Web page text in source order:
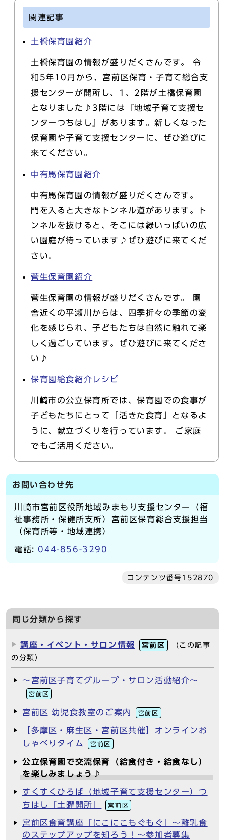
関連記事
土橋保育園紹介
土橋保育園の情報が盛りだくさんです。 令
和5年10月から、宮前区保育・子育て総合支
援センターが開所し、1、2階が土橋保育園
となりました♪3階には『地域子育て支援セ
ンターつちはし』があります。新しくなった
保育園や子育て支援センターに、ぜひ遊びに
来てください。
中有馬保育園紹介
中有馬保育園の情報が盛りだくさんです。
門を入ると大きなトンネル道があります。ト
ンネルを抜けると、そこには緑いっぱいの広
い園庭が待っています♪ぜひ遊びに来てくだ
さい。
菅生保育園紹介
菅生保育園の情報が盛りだくさんです。 園
舎近くの平瀬川からは、四季折々の季節の変
化を感じられ、子どもたちは自然に触れて楽
しく過ごしています。ぜひ遊びに来てくださ
い♪
保育園給食紹介レシピ
川崎市の公立保育所では、保育園での食事が
子どもたちにとって「活きた食育」となるよ
うに、献立づくりを行っています。 ご家庭
でもご活用ください。
お問い合わせ先
川崎市宮前区役所地域みまもり支援センター（福
祉事務所・保健所支所）宮前区保育総合支援担当
（保育所等・地域連携）
電話: 044-856-3290
コンテンツ番号152870
同じ分類から探す
講座・イベント・サロン情報 宮前区
（この記事
の分類）
～宮前区子育てグループ・サロン活動紹介～
宮前区
宮前区 幼児食教室のご案内 宮前区
【多摩区・麻生区・宮前区共催】オンラインお
しゃべりタイム
宮前区
公立保育園で交流保育（給食付き・給食なし）
を楽しみましょう♪
すくすくひろば（地域子育て支援センター）つ
ちはし「土曜開所」
宮前区
宮前区食育講座「にこにこもぐもぐ」～離乳食
のステップアップを知ろう！～参加者募集